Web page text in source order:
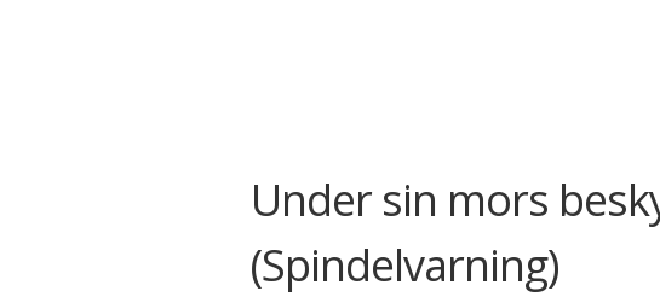
Under sin mors
(Spindelvarning)